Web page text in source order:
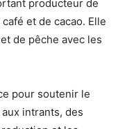
producteur de
et de cacao. Elle
de pêche avec les
pour soutenir le
intrants, des